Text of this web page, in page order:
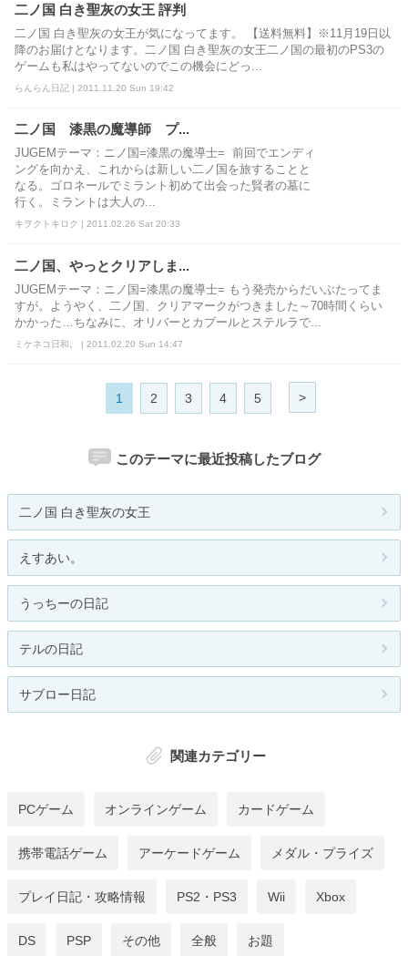
二ノ国 白き聖灰の女王 評判
二ノ国 白き聖灰の女王が気になってます。 【送料無料】※11月19日以
降のお届けとなります。二ノ国 白き聖灰の女王二ノ国の最初のPS3の
ゲームも私はやってないのでこの機会にどっ...
らんらん日記 | 2011.11.20 Sun 19:42
二ノ国 漆黒の魔導師 プ...
JUGEMテーマ：ニノ国=漆黒の魔導士= 前回でエンディ
ングを向かえ、これからは新しい二ノ国を旅することと
なる。ゴロネールでミラント初めて出会った賢者の墓に
行く。ミラントは大人の...
キヲクトキロク | 2011.02.26 Sat 20:33
二ノ国、やっとクリアしま...
JUGEMテーマ：ニノ国=漆黒の魔導士= もう発売からだいぶたってま
すが。ようやく、二ノ国、クリアマークがつきました～70時間くらい
かかった…ちなみに、オリバーとカブールとステルラで...
ミケネコ日和。 | 2011.02.20 Sun 14:47
1 2 3 4 5 >
このテーマに最近投稿したブログ
二ノ国 白き聖灰の女王
えすあい。
うっちーの日記
テルの日記
サブロー日記
関連カテゴリー
PCゲーム オンラインゲーム カードゲーム
携帯電話ゲーム アーケードゲーム メダル・プライズ
プレイ日記・攻略情報 PS2・PS3 Wii Xbox
DS PSP その他 全般 お題